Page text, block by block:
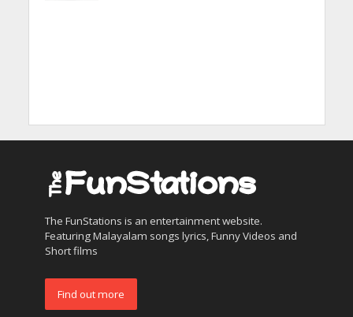
The FunStations is an entertainment website.
Featuring Malayalam songs lyrics, Funny Videos and
Short films
Find out more